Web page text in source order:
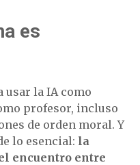
es
usar la IA como
profesor, incluso
de orden moral. Y
lo esencial: la
encuentro entre